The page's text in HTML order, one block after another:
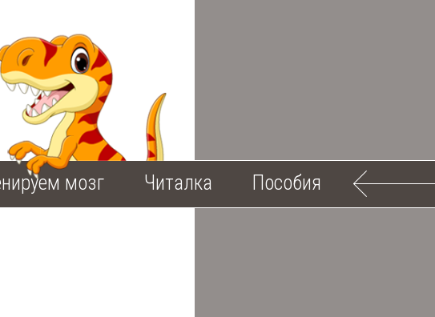
мозг Читалка Пособия